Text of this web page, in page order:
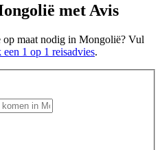
met Avis
op maat nodig in Mongolië? Vul
een 1 op 1 reisadvies.